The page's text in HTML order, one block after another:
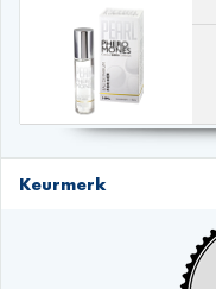
Keurmerk